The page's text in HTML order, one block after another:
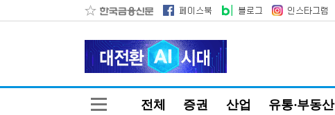
전체 증권 산업 유통·부동산